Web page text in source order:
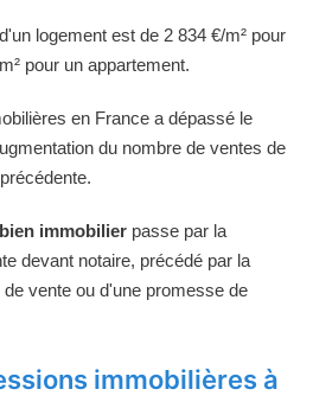
logement est de 2 834 €/m² pour
pour un appartement.
en France a dépassé le
du nombre de ventes de
immobilier passe par la
devant notaire, précédé par la
vente ou d'une promesse de
immobilières à